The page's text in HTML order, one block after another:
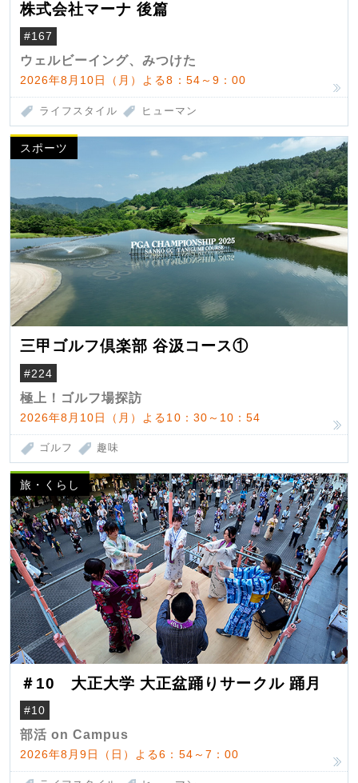
株式会社マーナ 後篇
#167
ウェルビーイング、みつけた
2026年8月10日（月）よる8：54～9：00
ライフスタイル ヒューマン
スポーツ
三甲ゴルフ倶楽部 谷汲コース①
#224
極上！ゴルフ場探訪
2026年8月10日（月）よる10：30～10：54
ゴルフ 趣味
旅・くらし
＃10 大正大学 大正盆踊りサークル 踊月
#10
部活 on Campus
2026年8月9日（日）よる6：54～7：00